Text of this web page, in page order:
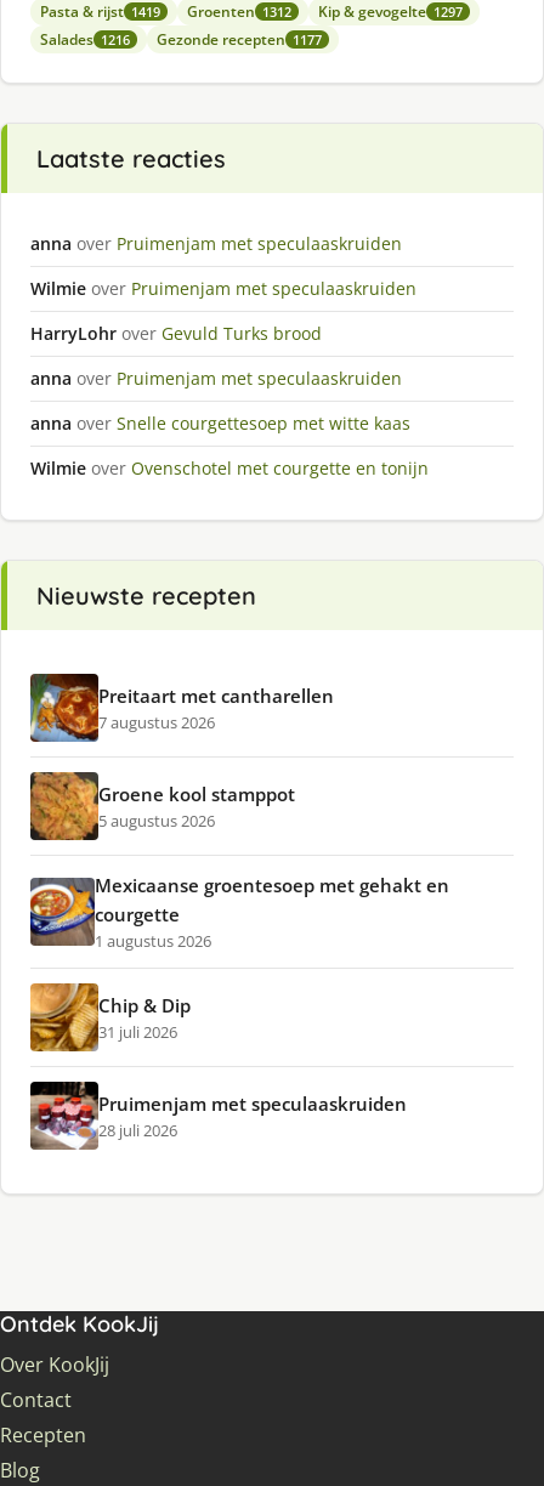
Pasta & rijst 1419 Groenten 1312 Kip & gevogelte 1297
Salades 1216 Gezonde recepten 1177
Laatste reacties
anna over Pruimenjam met speculaaskruiden
Wilmie over Pruimenjam met speculaaskruiden
HarryLohr over Gevuld Turks brood
anna over Pruimenjam met speculaaskruiden
anna over Snelle courgettesoep met witte kaas
Wilmie over Ovenschotel met courgette en tonijn
Nieuwste recepten
Preitaart met cantharellen
7 augustus 2026
Groene kool stamppot
5 augustus 2026
Mexicaanse groentesoep met gehakt en
courgette
1 augustus 2026
Chip & Dip
31 juli 2026
Pruimenjam met speculaaskruiden
28 juli 2026
Ontdek KookJij
Over KookJij
Contact
Recepten
Blog